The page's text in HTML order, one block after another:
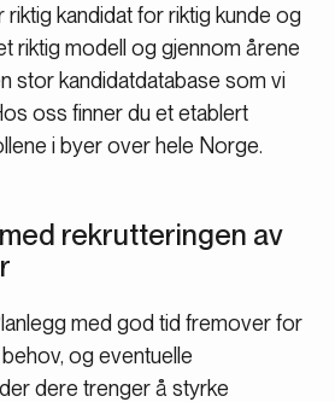
riktig kandidat for riktig kunde og
riktig modell og gjennom årene
stor kandidatdatabase som vi
oss finner du et etablert
i byer over hele Norge.
rekrutteringen av
med god tid fremover for
og eventuelle
dere trenger å styrke